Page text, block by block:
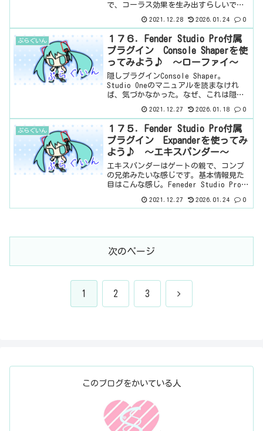
で、コーラス効果を生み出すらしいです
Feneder Studio Proになって見た目が変
わった。わからない言葉などが出てきた
ら、こちらで...
2021.12.28 2026.01.24 0
ぷらぐいん
１７６．Fender Studio Pro付属
プラグイン Console Shaperを使
ってみよう♪ ～ローファイ～
隠しプラグインConsole Shaper。
Studio Oneのマニュアルを読まなけれ
ば、気づかなかった。なぜ、これは隠さ
はこんな感じ。わからない言葉などが出
てきたら、こちらで確認を。プラグイン
の場所さ...
2021.12.27 2026.01.18 0
ぷらぐいん
１７５．Fender Studio Pro付属
プラグイン Expanderを使ってみ
よう♪ ～エキスパンダー～
エキスパンダーはゲートの親で、コンプ
の兄弟みたいな感じです。基本情報見た
目はこんな感じ。Feneder Studio Proに
葉などが出てきたら、こちらで確認を。
2021.12.27 2026.01.24 0
次のページ
1 2 3 次
このブログをかいている人